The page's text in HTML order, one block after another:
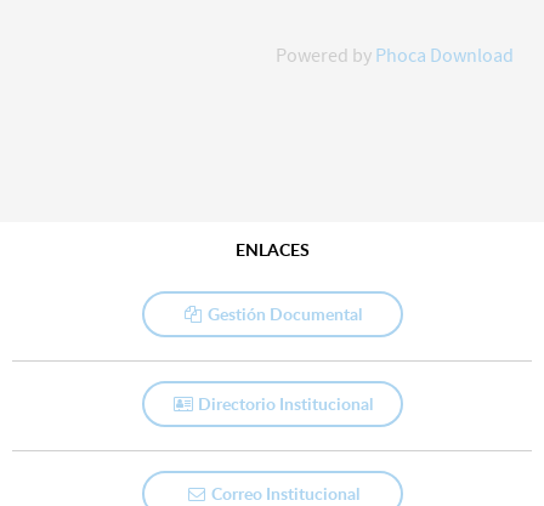
Powered by Phoca Download
ENLACES
Gestión Documental
Directorio Institucional
Correo Institucional